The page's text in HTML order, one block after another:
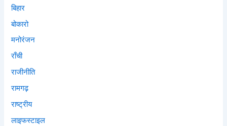
बिहार
बोकारो
मनोरंजन
राँची
राजीनीति
रामगढ़
राष्ट्रीय
लाइफस्टाइल